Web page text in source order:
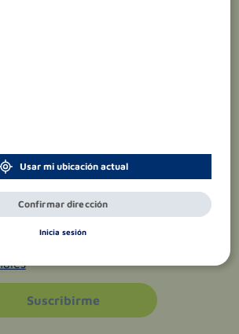
Suscribirme
Usar mi ubicación actual
Confirmar dirección
Inicia sesión